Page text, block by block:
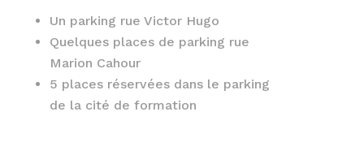
Un parking rue Victor Hugo
Quelques places de parking rue
Marion Cahour
5 places réservées dans le parking
de la cité de formation